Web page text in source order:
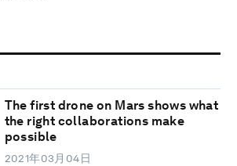
The first drone on Mars shows what
the right collaborations make
possible
2021年03月04日